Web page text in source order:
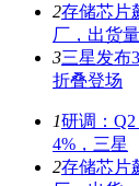
2存储芯片
厂，出货
3三星发布
折叠登场
1研调：
4%，三星
2存储芯片